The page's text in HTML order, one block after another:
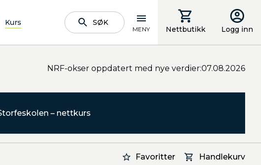
Kurs SØK
MENY Nettbutikk Logg inn
NRF-okser oppdatert med nye verdier:07.08.2026
– nettkurs
Favoritter Handlekurv